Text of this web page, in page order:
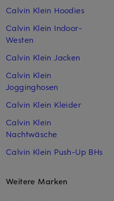
Calvin Klein Hoodies
Calvin Klein Indoor-
Westen
Calvin Klein Jacken
Calvin Klein
Jogginghosen
Calvin Klein Kleider
Calvin Klein
Nachtwäsche
Calvin Klein Push-Up BHs
Weitere Marken